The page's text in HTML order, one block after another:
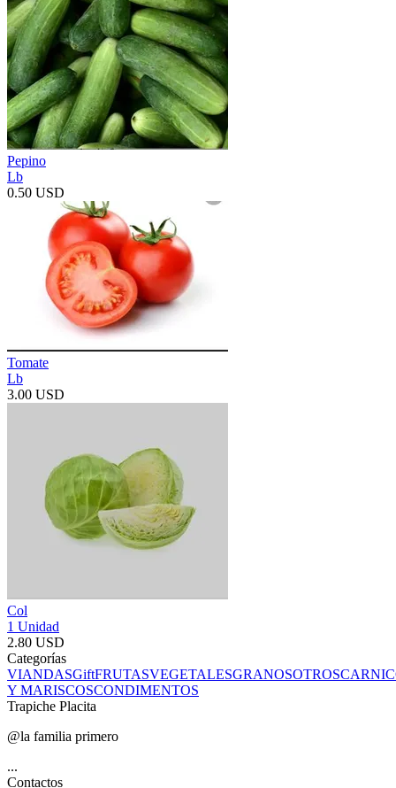
Pepino
Lb
0.50 USD
Tomate
Lb
3.00 USD
Col
1 Unidad
2.80 USD
Categorías
VIANDASGiftFRUTASVEGETALESGRANOSOTROS
Y MARISCOSCONDIMENTOS
Trapiche Placita
@la familia primero
...
Contactos